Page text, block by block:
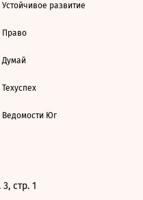
Устойчивое развитие
Право
Думай
Техуспех
Ведомости Юг
стр. 1